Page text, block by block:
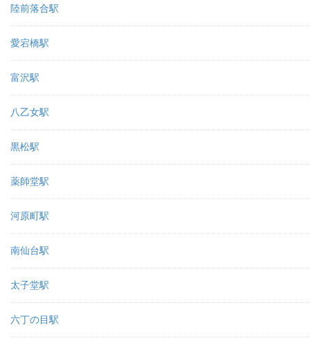
陸前落合駅
愛宕橋駅
富沢駅
八乙女駅
黒松駅
薬師堂駅
河原町駅
南仙台駅
太子堂駅
六丁の目駅